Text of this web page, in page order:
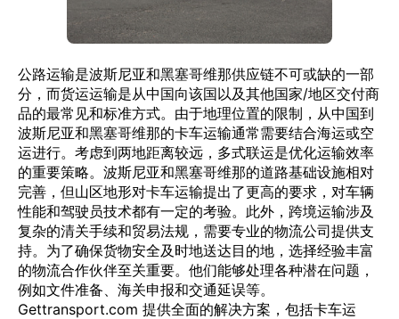
公路运输是波斯尼亚和黑塞哥维那供应链不可或缺的一部
分，而货运运输是从中国向该国以及其他国家/地区交付商
品的最常见和标准方式。由于地理位置的限制，从中国到
波斯尼亚和黑塞哥维那的卡车运输通常需要结合海运或空
运进行。考虑到两地距离较远，多式联运是优化运输效率
的重要策略。波斯尼亚和黑塞哥维那的道路基础设施相对
完善，但山区地形对卡车运输提出了更高的要求，对车辆
性能和驾驶员技术都有一定的考验。此外，跨境运输涉及
复杂的清关手续和贸易法规，需要专业的物流公司提供支
持。为了确保货物安全及时地送达目的地，选择经验丰富
的物流合作伙伴至关重要。他们能够处理各种潜在问题，
例如文件准备、海关申报和交通延误等。
Gettransport.com 提供全面的解决方案，包括卡车运